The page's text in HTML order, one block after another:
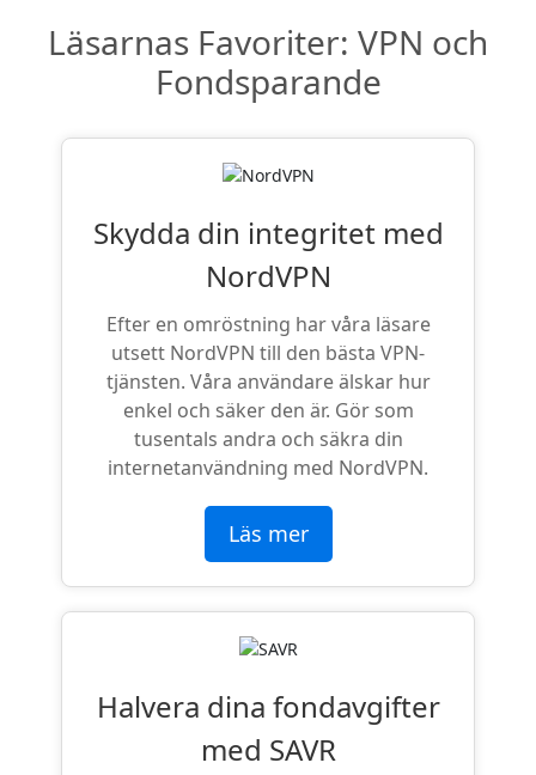
Läsarnas Favoriter: VPN och
Fondsparande
Skydda din integritet med
NordVPN
Efter en omröstning har våra läsare
utsett NordVPN till den bästa VPN-
tjänsten. Våra användare älskar hur
enkel och säker den är. Gör som
tusentals andra och säkra din
internetanvändning med NordVPN.
Läs mer
Halvera dina fondavgifter
med SAVR